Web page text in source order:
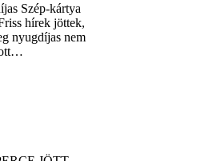
Szép-kártya
hírek jöttek,
nyugdíjas nem